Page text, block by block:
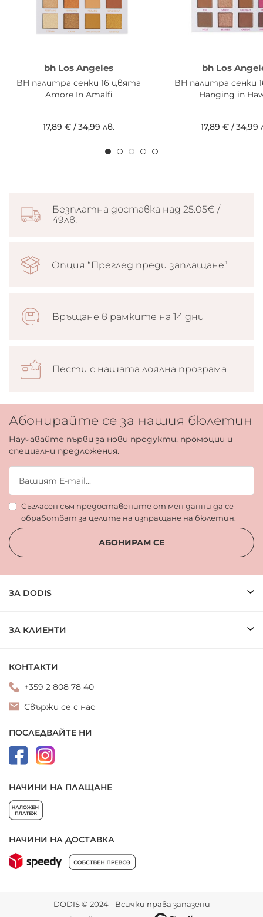
bh Los Angeles
BH палитра сенки 16 цвята
Amore In Amalfi
17,89 € /34,99 лв.
bh Los
BH палитра сенки
Hanging in
17,89 € /34,99
Безплатна доставка над 25.05€ /
49лв.
Опция “Преглед преди заплащане”
Връщане в рамките на 14 дни
Пести с нашата лоялна програма
Абонирайте се за нашия бюлетин
Научавайте първи за нови продукти, промоции и
специални предложения.
Съгласен съм предоставените от мен данни да се
обработват за целите на изпращане на бюлетин.
АБОНИРАМ СЕ
ЗА DODIS
ЗА КЛИЕНТИ
КОНТАКТИ
+359 2 808 78 40
Свържи се с нас
ПОСЛЕДВАЙТЕ НИ
НАЧИНИ НА ПЛАЩАНЕ
НАЧИНИ НА ДОСТАВКА
DODIS © 2024 - Всички права запазени